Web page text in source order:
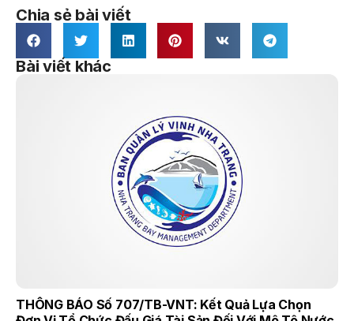
Chia sẻ bài viết
Bài viết khác
THÔNG BÁO Số 707/TB-VNT: Kết Quả Lựa Chọn